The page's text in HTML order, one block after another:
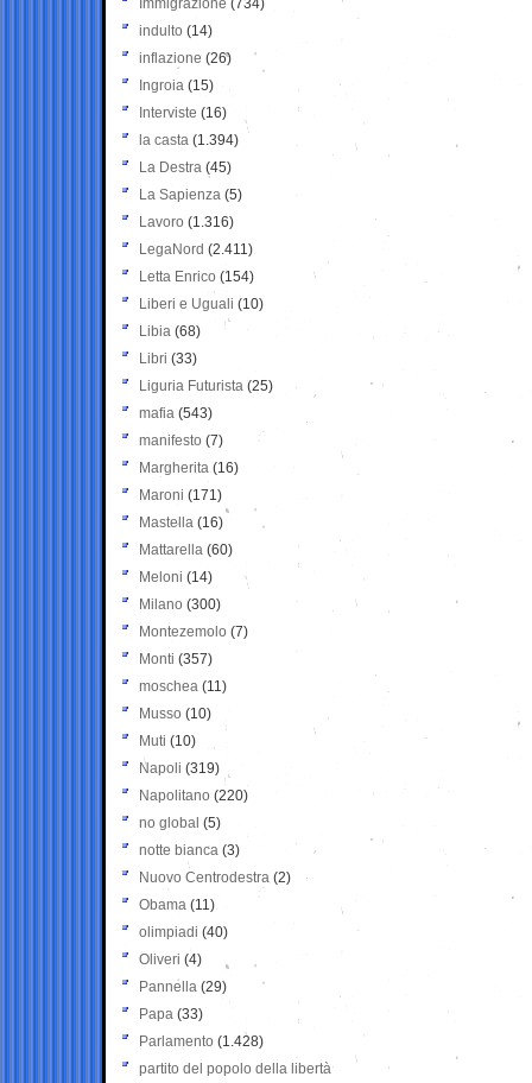
Immigrazione (734)
indulto (14)
inflazione (26)
Ingroia (15)
Interviste (16)
la casta (1.394)
La Destra (45)
La Sapienza (5)
Lavoro (1.316)
LegaNord (2.411)
Letta Enrico (154)
Liberi e Uguali (10)
Libia (68)
Libri (33)
Liguria Futurista (25)
mafia (543)
manifesto (7)
Margherita (16)
Maroni (171)
Mastella (16)
Mattarella (60)
Meloni (14)
Milano (300)
Montezemolo (7)
Monti (357)
moschea (11)
Musso (10)
Muti (10)
Napoli (319)
Napolitano (220)
no global (5)
notte bianca (3)
Nuovo Centrodestra (2)
Obama (11)
olimpiadi (40)
Oliveri (4)
Pannella (29)
Papa (33)
Parlamento (1.428)
partito del popolo della libertà